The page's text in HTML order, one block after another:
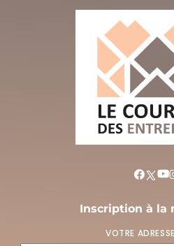
Inscription à la
VOTRE